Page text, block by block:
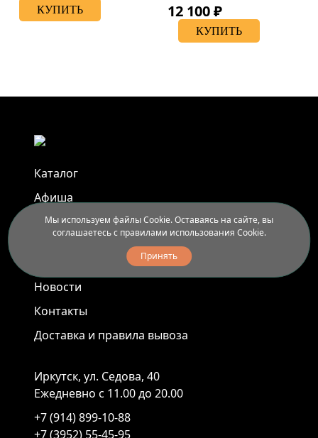
КУПИТЬ 12 100 ₽
КУПИТЬ
Каталог
Афиша
Арт-пленэры
Новости
Контакты
Доставка и правила вывоза
Иркутск, ул. Седова, 40
Ежедневно с 11.00 до 20.00
+7 (914) 899-10-88
+7 (3952) 55-45-95
Мы используем файлы Cookie. Оставаясь на сайте, вы
соглашаетесь с правилами использования Cookie.
Принять